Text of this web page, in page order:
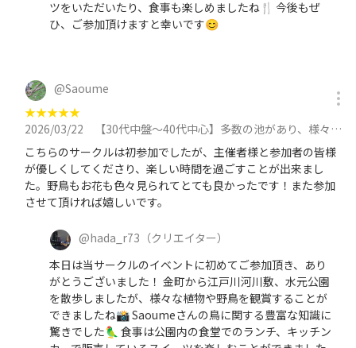
ツをいただいたり、食事も楽しめましたね🍴 今後もぜ
ひ、ご参加頂けますと幸いです😊
@Saoume
★★★★★
2026/03/22
【30代中盤〜40代中心】多数の池があり、様々な野鳥が見られる葛飾区の水元公園を散策しよう！に参加
こちらのサークルは初参加でしたが、主催者様と参加者の皆様
が優しくしてくださり、楽しい時間を過ごすことが出来まし
た。野鳥もお花も色々見られてとても良かったです！また参加
させて頂ければ嬉しいです。
@hada_r73 （クリエイター）
本日は当サークルのイベントに初めてご参加頂き、あり
がとうございました！ 金町から江戸川河川敷、水元公園
を散歩しましたが、様々な植物や野鳥を観賞することが
できましたね📸 Saoumeさんの鳥に関する豊富な知識に
驚きでした🦜 食事は公園内の食堂でのランチ、キッチン